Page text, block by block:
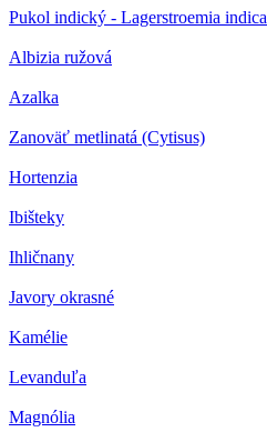
Pukol indický - Lagerstroemia indica
Albizia ružová
Azalka
Zanoväť metlinatá (Cytisus)
Hortenzia
Ibišteky
Ihličnany
Javory okrasné
Kamélie
Levanduľa
Magnólia